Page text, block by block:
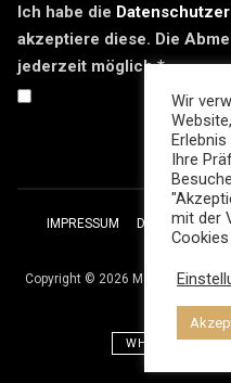
Ich habe die
akzeptiere diese. Die
jederzeit möglich.*
IMPRESSUM DATENSCHUTZ
Copyright © 2026 Maruan
WHATSAPP
Wir
Ihre
mit der